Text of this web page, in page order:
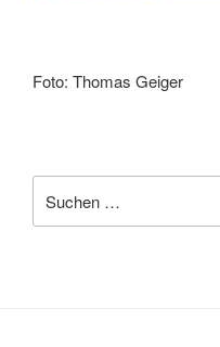
Foto: Thomas Geiger
nach: